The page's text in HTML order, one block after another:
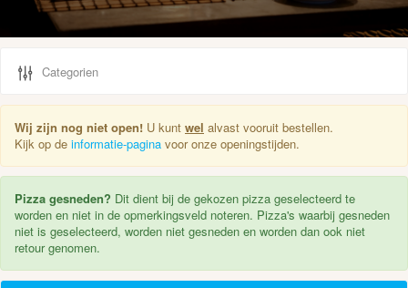
Wij zijn nog niet open! U kunt wel alvast vooruit bestellen.
Kijk op de informatie-pagina voor onze openingstijden.
Pizza gesneden? Dit dient bij de gekozen pizza geselecteerd te
worden en niet in de opmerkingsveld noteren. Pizza's waarbij gesneden
niet is geselecteerd, worden niet gesneden en worden dan ook niet
retour genomen.